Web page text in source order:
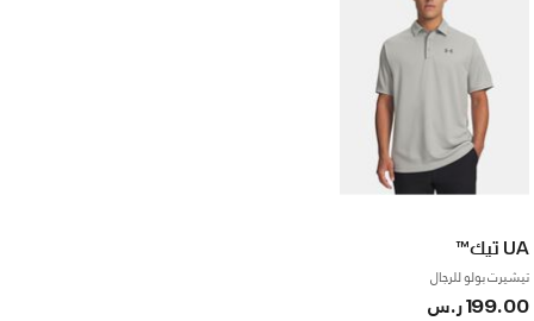
UA تيك™
تيشيرت بولو للرجال
199.00 ر.س